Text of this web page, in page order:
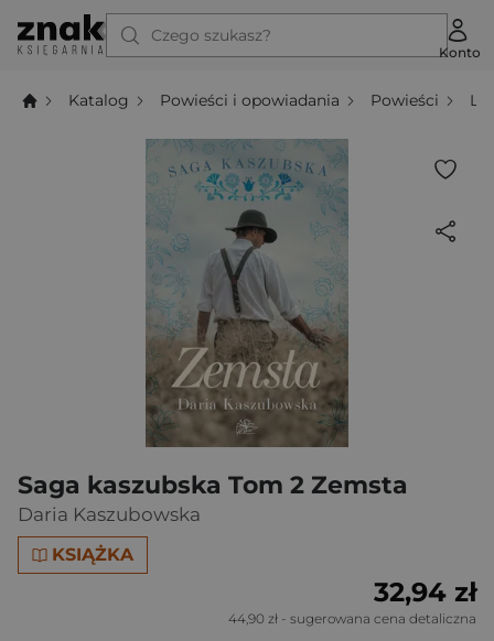
Czego szukasz?
Konto
Katalog Powieści i opowiadania Powieści
Saga kaszubska Tom 2 Zemsta
Daria Kaszubowska
KSIĄŻKA
32,94 zł
44,90 zł - sugerowana cena detaliczna